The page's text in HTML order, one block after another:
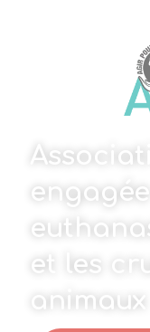
et les
animaux